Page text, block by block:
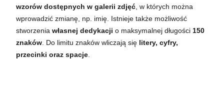
wzorów dostępnych w galerii zdjęć , w których można
wprowadzić zmianę, np. imię. Istnieje także możliwość
stworzenia własnej dedykacji o maksymalnej długości 150
znaków . Do limitu znaków wliczają się litery, cyfry,
przecinki oraz spacje